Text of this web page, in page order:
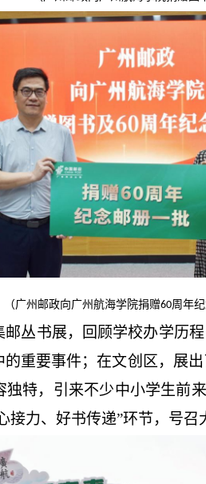
（广州邮政向广州航海学院捐赠60周年纪
邮丛书展，回顾学校办学历
的重要事件；在文创区，展
特，引来不少中小学生前
力、好书传递”环节，号召